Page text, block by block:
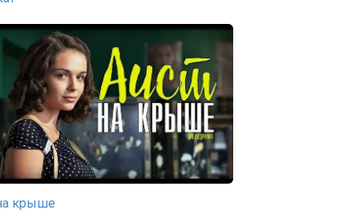
крыше